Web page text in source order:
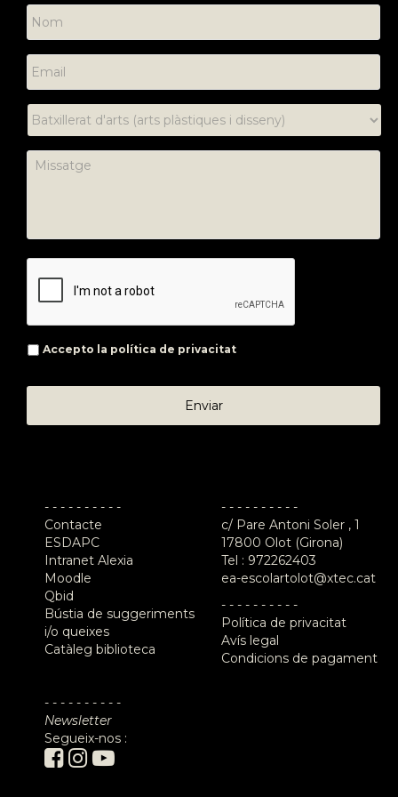
Accepto la política de privacitat
- - - - - - - - - -
Contacte
ESDAPC
Intranet Alexia
Moodle
Qbid
Bústia de suggeriments
i/o queixes
Catàleg biblioteca
- - - - - - - - - -
Newsletter
Segueix-nos :
- - - - - - - - - -
c/ Pare Antoni Soler , 1
17800 Olot (Girona)
Tel : 972262403
ea-escolartolot@xtec.cat
- - - - - - - - - -
Política de privacitat
Avís legal
Condicions de pagament